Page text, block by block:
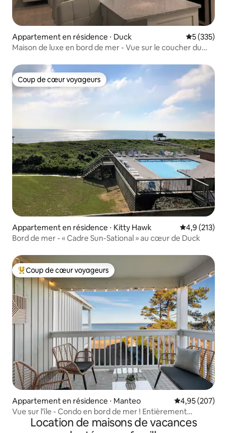
Appartement en résidence ⋅ Duck Évaluation
5 (335)
Maison de luxe en bord de mer - Vue sur le coucher du
Coup de cœur voyageurs
Coup de cœur voyageurs
Appartement en résidence ⋅ Kitty Hawk Évaluation
4,9 (213)
Bord de mer - « Cadre Sun-Sational » au cœur de Duck
Coups de cœur voyageurs les plus appréciés
Coup de cœur voyageurs
Appartement en résidence ⋅ Manteo Évaluation
4,95 (207)
Vue sur l'île - Condo en bord de mer ! Entièrement
rénové !Location de maisons de vacances